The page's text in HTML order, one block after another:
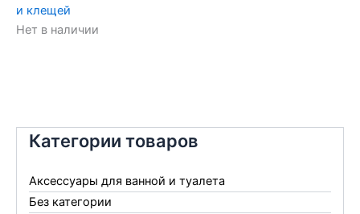
Категории товаров
Аксессуары для ванной и туалета
Без категории
и клещей
Нет в наличии